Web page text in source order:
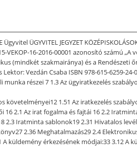
Ügyvitel ÜGYVITEL JEGYZET
VEKOP-16-2016-00001 azonosító számú
(mindkét szakmairánya) és a
Vezdán Csaba ISBN 978-615-6259-
részei 7 1.3 Az ügyiratkezelés
követelményei12 1.51 Az iratkezelés
16 2.1 Az irat fogalma és fajtái 16 2.2
Iratminta sablonok19 2.31 Hivatalos
2.36 Meghatalmazás29 2.4
küldemény érkezésének módjai:33 3.12 A